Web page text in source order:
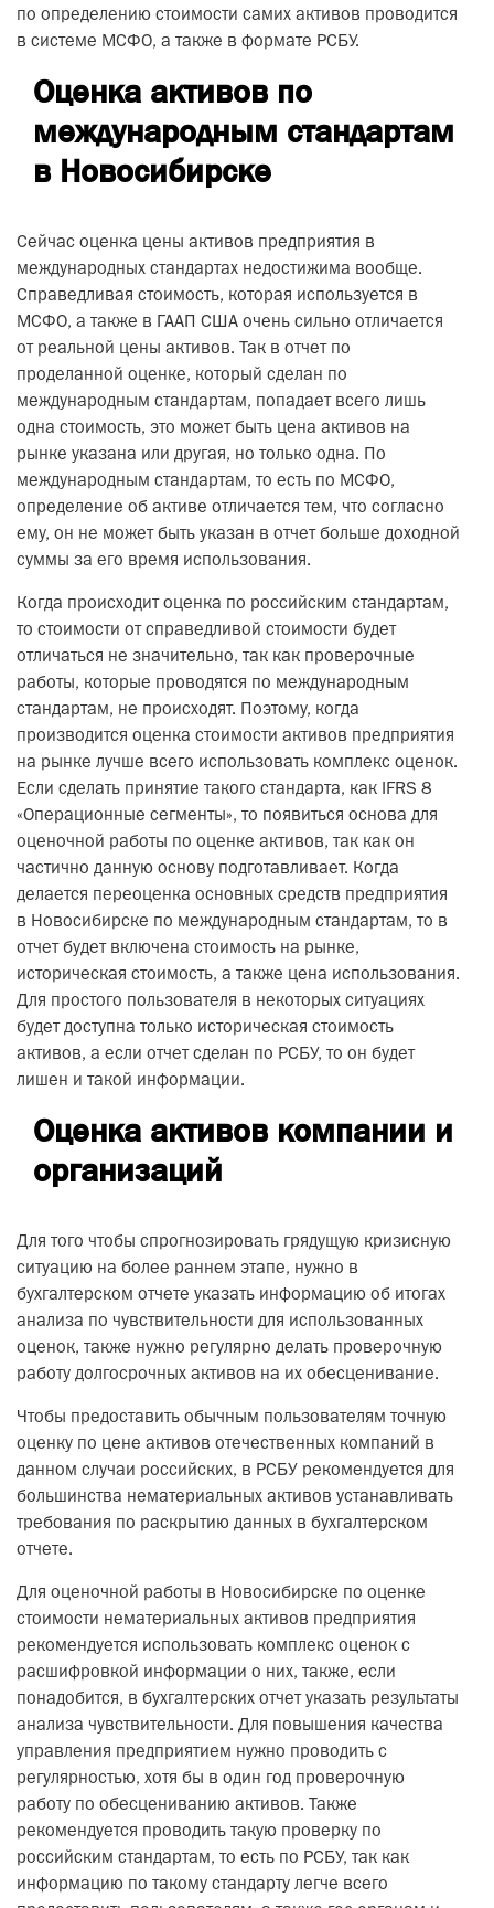
по определению стоимости самих активов проводится
в системе МСФО, а также в формате РСБУ.
Оценка активов по
международным стандартам
в Новосибирске
Сейчас оценка цены активов предприятия в
международных стандартах недостижима вообще.
Справедливая стоимость, которая используется в
МСФО, а также в ГААП США очень сильно отличается
от реальной цены активов. Так в отчет по
проделанной оценке, который сделан по
международным стандартам, попадает всего лишь
одна стоимость, это может быть цена активов на
рынке указана или другая, но только одна. По
международным стандартам, то есть по МСФО,
определение об активе отличается тем, что согласно
ему, он не может быть указан в отчет больше доходной
суммы за его время использования.
Когда происходит оценка по российским стандартам,
то стоимости от справедливой стоимости будет
отличаться не значительно, так как проверочные
работы, которые проводятся по международным
стандартам, не происходят. Поэтому, когда
производится оценка стоимости активов предприятия
на рынке лучше всего использовать комплекс оценок.
Если сделать принятие такого стандарта, как IFRS 8
«Операционные сегменты», то появиться основа для
оценочной работы по оценке активов, так как он
частично данную основу подготавливает. Когда
делается переоценка основных средств предприятия
в Новосибирске по международным стандартам, то в
отчет будет включена стоимость на рынке,
историческая стоимость, а также цена использования.
Для простого пользователя в некоторых ситуациях
будет доступна только историческая стоимость
активов, а если отчет сделан по РСБУ, то он будет
лишен и такой информации.
Оценка активов компании и
организаций
Для того чтобы спрогнозировать грядущую кризисную
ситуацию на более раннем этапе, нужно в
бухгалтерском отчете указать информацию об итогах
анализа по чувствительности для использованных
оценок, также нужно регулярно делать проверочную
работу долгосрочных активов на их обесценивание.
Чтобы предоставить обычным пользователям точную
оценку по цене активов отечественных компаний в
данном случаи российских, в РСБУ рекомендуется для
большинства нематериальных активов устанавливать
требования по раскрытию данных в бухгалтерском
отчете.
Для оценочной работы в Новосибирске по оценке
стоимости нематериальных активов предприятия
рекомендуется использовать комплекс оценок с
расшифровкой информации о них, также, если
понадобится, в бухгалтерских отчет указать результаты
анализа чувствительности. Для повышения качества
управления предприятием нужно проводить с
регулярностью, хотя бы в один год проверочную
работу по обесцениванию активов. Также
рекомендуется проводить такую проверку по
российским стандартам, то есть по РСБУ, так как
информацию по такому стандарту легче всего